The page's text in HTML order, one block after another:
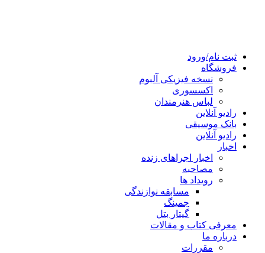
ثبت نام/ورود
فروشگاه
نسخه فیزیکی آلبوم
اکسسوری
لباس هنرمندان
رادیو آنلاین
بانک موسیقی
رادیو آنلاین
اخبار
اخبار اجراهای زنده
مصاحبه
رویداد ها
مسابقه نوازندگی
جمینگ
گیتار بتل
معرفی کتاب و مقالات
درباره ما
مقررات